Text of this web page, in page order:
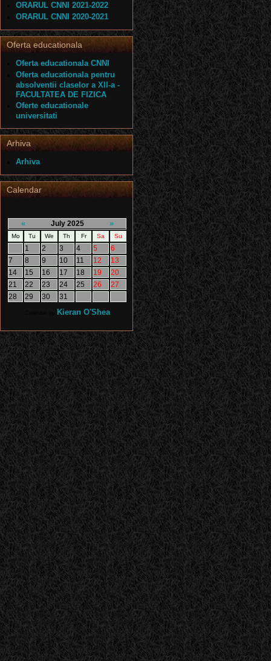
ORARUL CNNI 2021-2022
ORARUL CNNI 2020-2021
Oferta educationala
Oferta educationala CNNI
Oferta educationala pentru
absolventii claselor a XII-a -
FACULTATEA DE FIZICA
Oferte educationale
universitati
Arhiva
Arhiva
Calendar
« July 2025 »
Mo Tu We Th Fr Sa Su
1 2 3 4 5
6
7
8 9 10 11 12
13
14
15 16 17 18 19
20
21
22 23 24 25 26
27
28
29 30 31
Kieran O'Shea